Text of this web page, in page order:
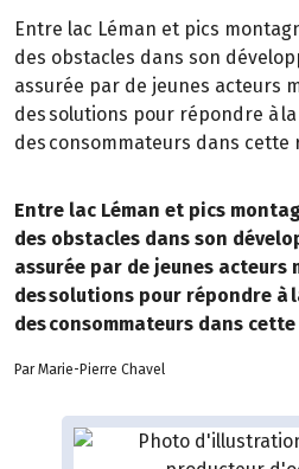
Entre lac Léman et pics
des obstacles dans son
assurée par de jeunes acteurs
des solutions pour répondre à
des consommateurs dans cette
Entre lac Léman et pics
des obstacles dans son
assurée par de jeunes acteurs
des solutions pour répondre à
des consommateurs dans
Par Marie-Pierre Chavel